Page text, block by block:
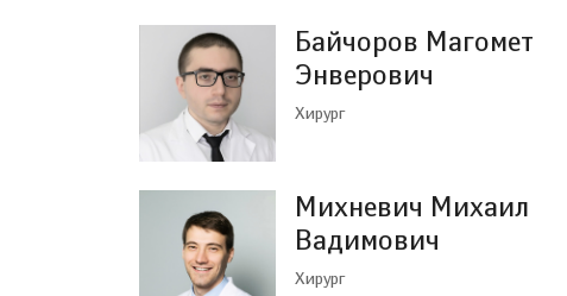
Байчоров Магомет
Энверович
Хирург
Михневич Михаил
Вадимович
Хирург